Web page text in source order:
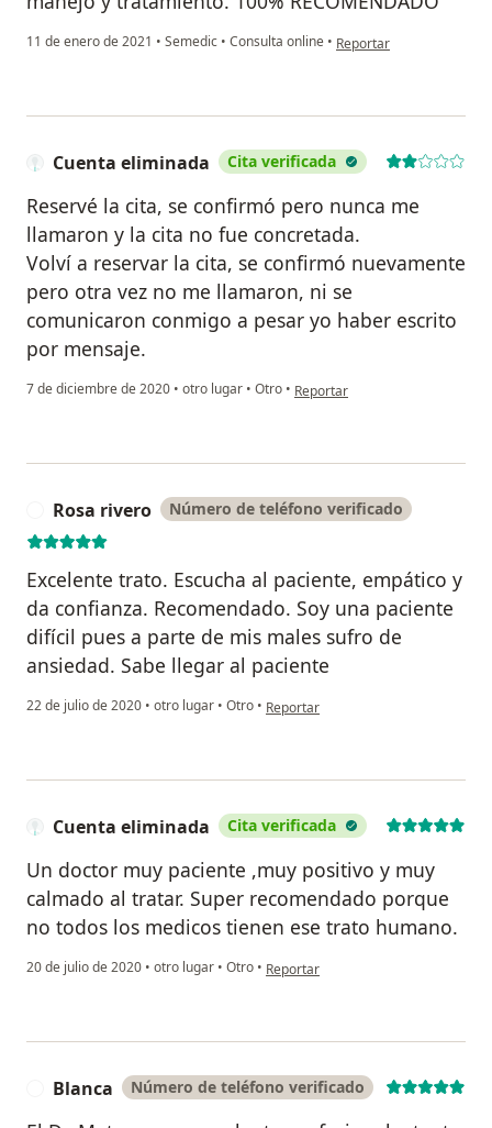
11 de enero de 2021 • Semedic • Consulta online • en opinión del usuario
Reportar
Cuenta eliminada Cita verificada
Reservé la cita, se confirmó pero nunca me
llamaron y la cita no fue concretada.
Volví a reservar la cita, se confirmó nuevamente
pero otra vez no me llamaron, ni se
comunicaron conmigo a pesar yo haber escrito
por mensaje.
7 de diciembre de 2020 • otro lugar • Otro • en opinión del usuario Cuenta
Reportar
Rosa rivero Número de teléfono verificado
Excelente trato. Escucha al paciente, empático y
da confianza. Recomendado. Soy una paciente
difícil pues a parte de mis males sufro de
ansiedad. Sabe llegar al paciente
22 de julio de 2020 • otro lugar • Otro • en opinión del usuario Rosa rivero
Reportar
Cuenta eliminada Cita verificada
Un doctor muy paciente ,muy positivo y muy
calmado al tratar. Super recomendado porque
no todos los medicos tienen ese trato humano.
20 de julio de 2020 • otro lugar • Otro • en opinión del usuario Cuenta
Reportar
Blanca Número de teléfono verificado